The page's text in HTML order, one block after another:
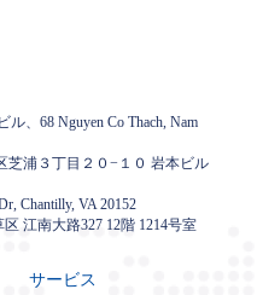
ル、68 Nguyen Co Thach, Nam
芝浦３丁目２０−１０ 岩本ビル
Chantilly, VA 20152
江南大路327 12階 1214号室
サービス